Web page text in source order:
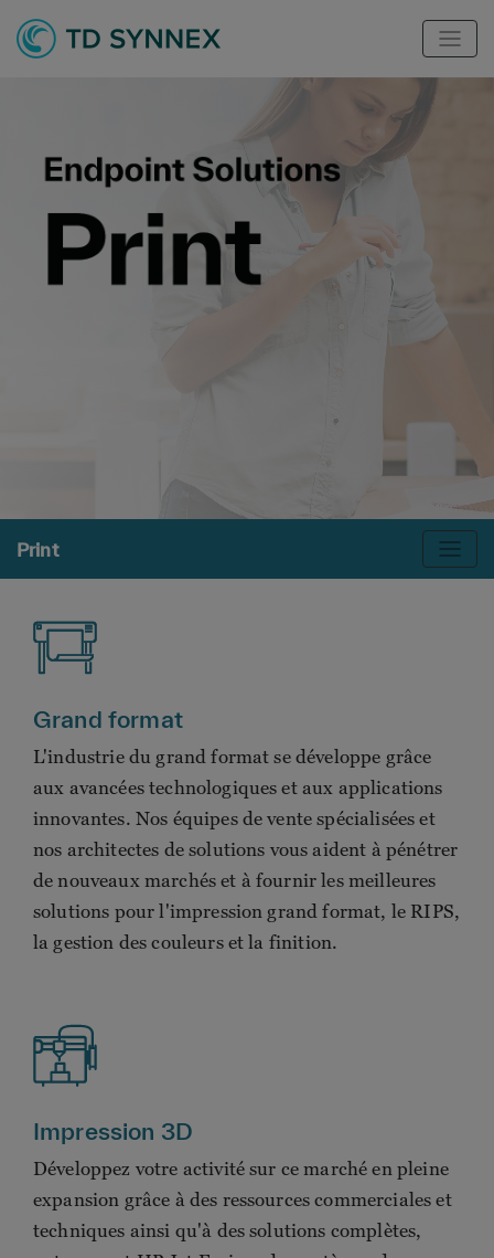
Print
Grand format
L'industrie du grand format se développe grâce
aux avancées technologiques et aux applications
innovantes. Nos équipes de vente spécialisées et
nos architectes de solutions vous aident à pénétrer
de nouveaux marchés et à fournir les meilleures
solutions pour l'impression grand format, le RIPS,
la gestion des couleurs et la finition.
Impression 3D
Développez votre activité sur ce marché en pleine
expansion grâce à des ressources commerciales et
techniques ainsi qu'à des solutions complètes,